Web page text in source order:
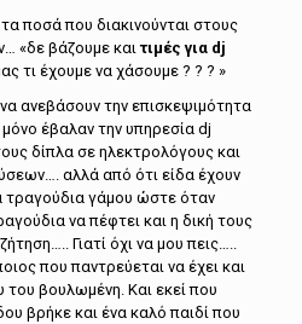
ποσά που διακινούνται στους
«δε βάζουμε καιτιμές για dj
τι έχουμε να χάσουμε ? ? ? »
ανεβάσουν την επισκεψιμότητα
έβαλαν την υπηρεσία dj
δίπλα σε ηλεκτρολόγους και
αλλά από ότι είδα έχουν
τραγούδια γάμου ώστε όταν
να πέφτει και η δική τους
Γιατί όχι να μου πεις…..
που παντρεύεται να έχει και
του βουλωμένη. Και εκεί που
βρήκε και ένα καλό παιδί που